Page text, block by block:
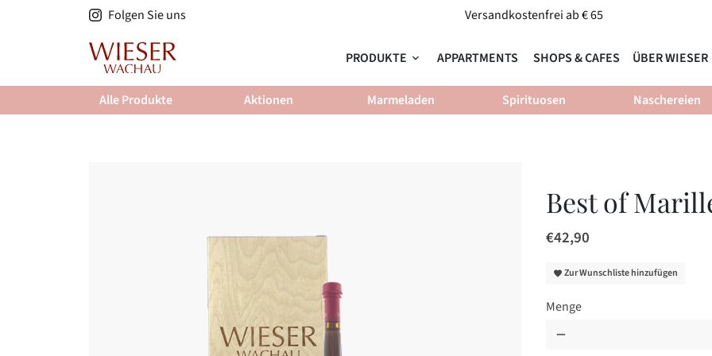
Folgen Sie uns Versandkostenfrei ab € 65
PRODUKTE keyboard_arrow_down APPARTMENTS SHOPS & CAFES ÜBER WIESER
Alle Produkte Aktionen Marmeladen Spirituosen Naschereien
Best of
€42,90
favorite Zur Wunschliste hinzufügen
Menge
remove